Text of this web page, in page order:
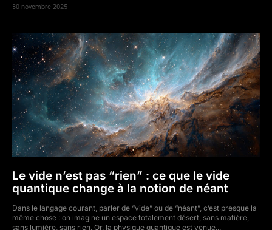
30 novembre 2025
Le vide n’est pas “rien” : ce que le vide
quantique change à la notion de néant
Dans le langage courant, parler de “vide” ou de “néant”, c’est presque la
même chose : on imagine un espace totalement désert, sans matière,
sans lumière, sans rien. Or, la physique quantique est venue...